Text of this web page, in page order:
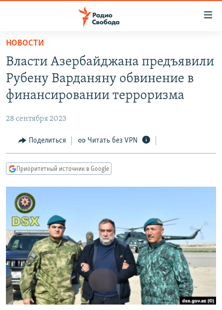
упрощенного
доступа
Вернуться
основному
Вернутся
Вернутся
поиску
ПОДКАСТЫ
АВТОРСКИЕ ПРОЕКТЫ
МНЕНИЯ
КУЛЬТУРА
КАВКАЗ.РЕАЛИИ
СЕВЕР.РЕАЛИИ
СИБИРЬ.РЕАЛИИ
РАСПИСАНИЕ ВЕЩАНИЯ
ПОДПИШИТЕСЬ НА РАССЫЛКУ
СОЦИАЛЬНЫЕ СЕТИ
НОВОСТИ
Власти Азербайджана предъявили
Рубену Варданяну обвинение в
финансировании терроризма
28 сентября 2023
Поделиться Читать без VPN
Приоритетный источник в Google